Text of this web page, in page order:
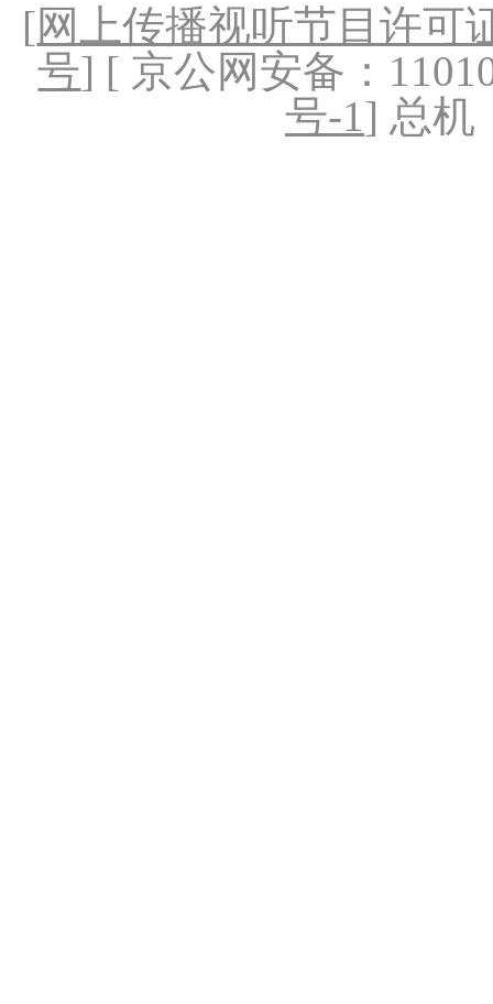
[网上传播视听节目许可
号] [ 京公网安备：
号-1] 总机